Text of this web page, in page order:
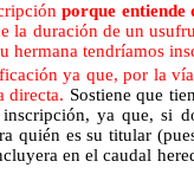
porque
la duración de un
hermana tendríamos
ya que, por la
directa. Sostiene que
ya que, si
quién es su titular
en el caudal